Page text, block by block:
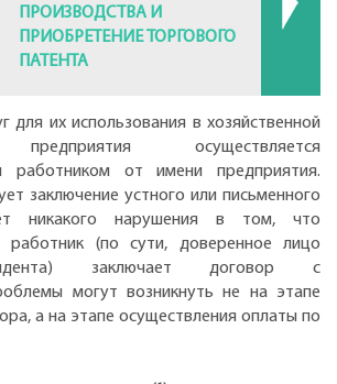
ПРОИЗВОДСТВА И
ПРИОБРЕТЕНИЕ ТОРГОВОГО
ПАТЕНТА
для их использования в хозяйственной
предприятия осуществляется
работником от имени предприятия.
заключение устного или письменного
никакого нарушения в том, что
работник (по сути, доверенное лицо
заключает договор с
могут возникнуть не на этапе
а на этапе осуществления оплаты по